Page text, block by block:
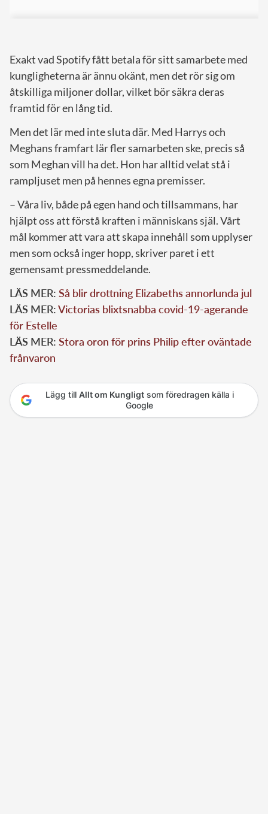
Exakt vad Spotify fått betala för sitt samarbete med
kungligheterna är ännu okänt, men det rör sig om
åtskilliga miljoner dollar, vilket bör säkra deras
framtid för en lång tid.
Men det lär med inte sluta där. Med Harrys och
Meghans framfart lär fler samarbeten ske, precis så
som Meghan vill ha det. Hon har alltid velat stå i
rampljuset men på hennes egna premisser.
– Våra liv, både på egen hand och tillsammans, har
hjälpt oss att förstå kraften i människans själ. Vårt
mål kommer att vara att skapa innehåll som upplyser
men som också inger hopp, skriver paret i ett
gemensamt pressmeddelande.
LÄS MER: Så blir drottning Elizabeths annorlunda jul
LÄS MER:Victorias blixtsnabba covid-19-agerande
för Estelle
LÄS MER: Stora oron för prins Philip efter oväntade
frånvaron
Lägg till Allt om Kungligtsom föredragen källa i
Google